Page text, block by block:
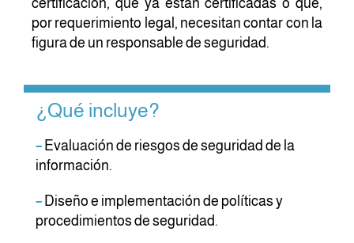
certificación, que ya están certificadas o que,
por requerimiento legal, necesitan contar con la
figura de un responsable de seguridad.
¿Qué incluye?
–Evaluación de riesgos de seguridad de la
información.
–Diseño e implementación de políticas y
procedimientos de seguridad.